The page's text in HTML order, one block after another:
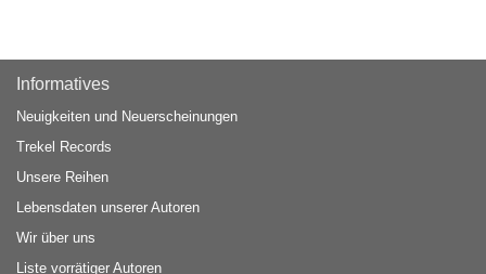
Informatives
Neuigkeiten und Neuerscheinungen
Trekel Records
Unsere Reihen
Lebensdaten unserer Autoren
Wir über uns
Liste vorrätiger Autoren